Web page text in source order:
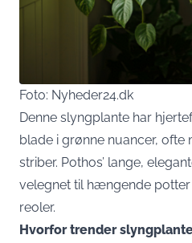
Foto: Nyheder24.dk
Denne slyngplante har
blade i grønne nuancer, ofte
striber. Pothos’ lange,
velegnet til hængende
reoler.
Hvorfor trender